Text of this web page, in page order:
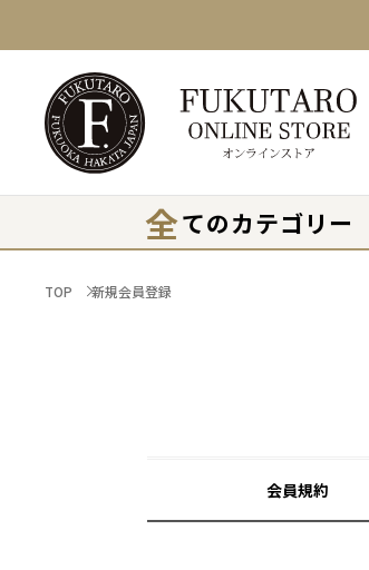
全てのカテゴリー
TOP 新規会員登録
会員規約